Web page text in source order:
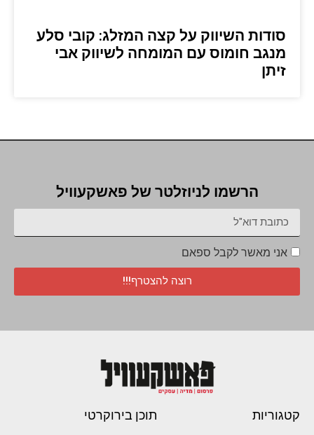
סודות השיווק על קצה המזלג: קובי סלע
מנגב חומוס עם המומחה לשיווק אבי
זיתן
הרשמו לניוזלטר של פאשקעוויל
אני מאשר לקבל ספאם
רוצה להצטרף!!!
קטגוריות תוכן בירוקרטי